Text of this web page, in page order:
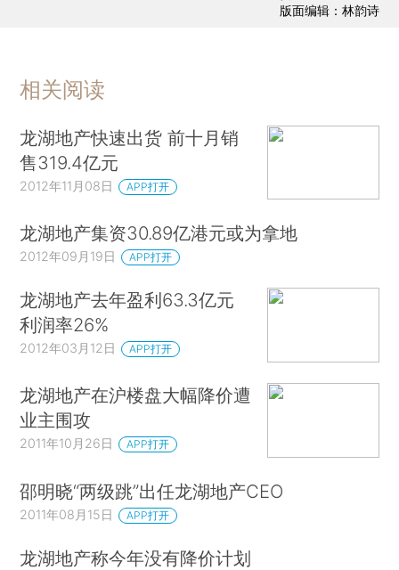
版面编辑：林韵诗
相关阅读
龙湖地产快速出货 前十月销
售319.4亿元
2012年11月08日 APP打开
龙湖地产集资30.89亿港元或为拿地
2012年09月19日 APP打开
龙湖地产去年盈利63.3亿元
利润率26%
2012年03月12日 APP打开
龙湖地产在沪楼盘大幅降价遭
业主围攻
2011年10月26日 APP打开
邵明晓“两级跳”出任龙湖地产CEO
2011年08月15日 APP打开
龙湖地产称今年没有降价计划